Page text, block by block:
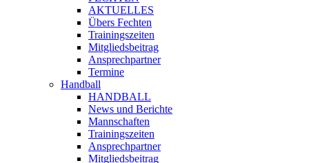
AKTUELLES
Übers Fechten
Trainingszeiten
Mitgliedsbeitrag
Ansprechpartner
Termine
Handball
HANDBALL
News und Berichte
Mannschaften
Trainingszeiten
Ansprechpartner
Mitgliedsbeitrag